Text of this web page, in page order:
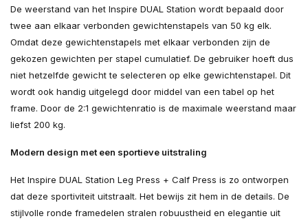
De weerstand van het Inspire DUAL Station wordt bepaald door
twee aan elkaar verbonden gewichtenstapels van 50 kg elk.
Omdat deze gewichtenstapels met elkaar verbonden zijn de
gekozen gewichten per stapel cumulatief. De gebruiker hoeft dus
niet hetzelfde gewicht te selecteren op elke gewichtenstapel. Dit
wordt ook handig uitgelegd door middel van een tabel op het
frame. Door de 2:1 gewichtenratio is de maximale weerstand maar
liefst 200 kg.
Modern design met een sportieve uitstraling
Het Inspire DUAL Station Leg Press + Calf Press is zo ontworpen
dat deze sportiviteit uitstraalt. Het bewijs zit hem in de details. De
stijlvolle ronde framedelen stralen robuustheid en elegantie uit